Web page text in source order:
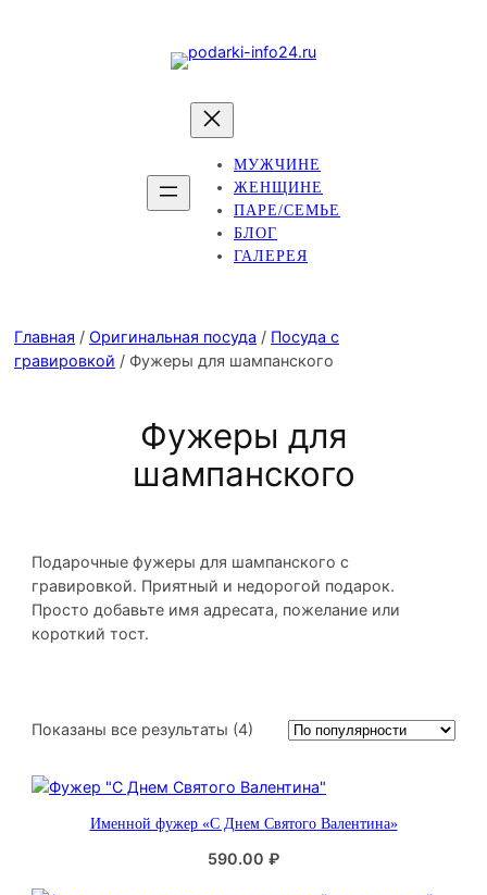
МУЖЧИНЕ
ЖЕНЩИНЕ
ПАРЕ/СЕМЬЕ
БЛОГ
ГАЛЕРЕЯ
Главная / Оригинальная посуда / Посуда с
гравировкой / Фужеры для шампанского
Фужеры для
шампанского
Подарочные фужеры для шампанского с
гравировкой. Приятный и недорогой подарок.
Просто добавьте имя адресата, пожелание или
короткий тост.
Показаны все результаты (4)
т
и
р
Именной фужер «С Днем Святого Валентина»
590.00 ₽